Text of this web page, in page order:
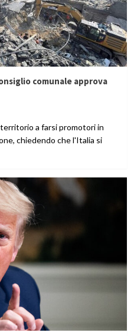
comunale approva
a farsi promotori in
chiedendo che l'Italia si